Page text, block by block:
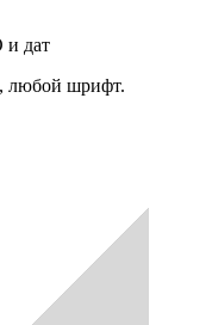
и дат
любой шрифт.